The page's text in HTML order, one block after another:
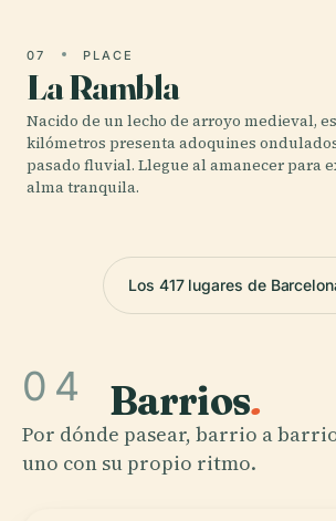
07 PLACE
La Rambla
Nacido de un lecho de arroyo medieval,
kilómetros presenta adoquines
pasado fluvial. Llegue al amanecer para
alma tranquila.
Los 417 lugares de
04 Barrios.
Por dónde pasear, barrio a
uno con su propio ritmo.